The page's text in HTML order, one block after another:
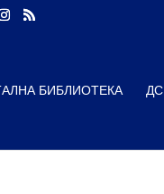
БИБЛИОТЕКА ДС